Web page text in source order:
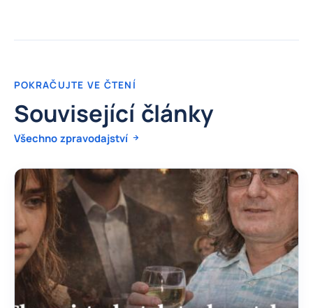
POKRAČUJTE VE ČTENÍ
Související články
Všechno zpravodajství